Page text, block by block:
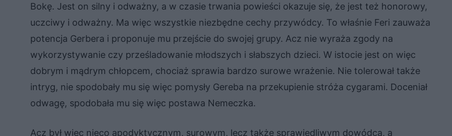
Bokę. Jest on silny i odważny, a w czasie trwania powieści okazuje się, że jest też honorowy,
uczciwy i odważny. Ma więc wszystkie niezbędne cechy przywódcy. To właśnie Feri zauważa
potencja Gerbera i proponuje mu przejście do swojej grupy. Acz nie wyraża zgody na
wykorzystywanie czy prześladowanie młodszych i słabszych dzieci. W istocie jest on więc
dobrym i mądrym chłopcem, chociaż sprawia bardzo surowe wrażenie. Nie tolerował także
intryg, nie spodobały mu się więc pomysły Gereba na przekupienie stróża cygarami. Doceniał
odwagę, spodobała mu się więc postawa Nemeczka.
Acz był więc nieco apodyktycznym, surowym, lecz także sprawiedliwym dowódcą, a